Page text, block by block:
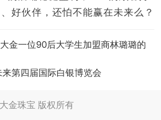
、好伙伴，还怕不能赢在未来么？
金一位90后大学生加盟商林璐璐的
来第四届国际白银博览会
金珠宝 版权所有